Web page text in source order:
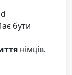
бути
німців.